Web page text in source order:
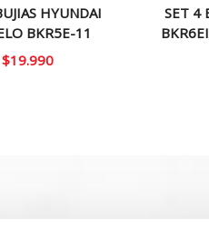
HYUNDAI
BKR5E-11
$19.990
SET 4